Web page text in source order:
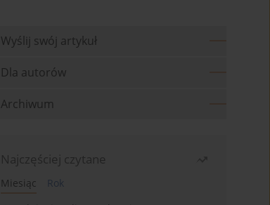
Wyślij swój artykuł
Dla autorów
Archiwum
Najczęściej czytane
Miesiąc
Rok